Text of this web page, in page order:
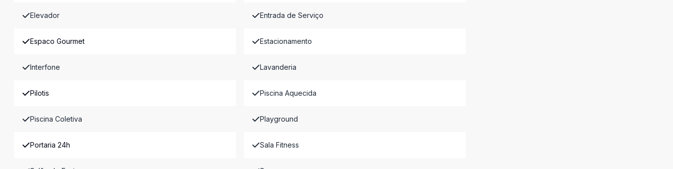
Elevador Entrada de Serviço
Espaco Gourmet Estacionamento
Interfone Lavanderia
Pilotis Piscina Aquecida
Piscina Coletiva Playground
Portaria 24h Sala Fitness